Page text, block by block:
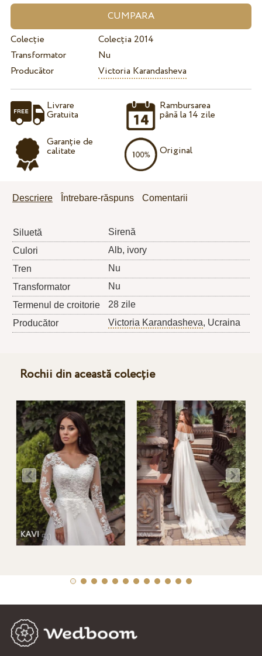
Colecție
Colecția 2014
Transformator
Nu
Producător
Victoria Karandasheva
Livrare
Gratuita
Garanție de
calitate
Rambursarea
până la 14 zile
Original
Descriere Întrebare-răspuns Comentarii
Siluetă
Sirenă
Culori
Alb, ivory
Tren
Nu
Transformator
Nu
Termenul de croitorie
28 zile
Producător
Victoria Karandasheva, Ucraina
Rochii din această colecție